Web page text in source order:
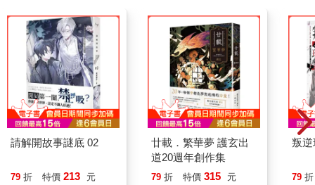
前夕，他們怕的是老共要打過江來了，幫國民黨作兵的只是要完
蛋；卻也怕真的像街坊傳言的「臺灣只有香蕉皮可以吃」。徐留
雲老早覺得這話不合理，她就質疑「香蕉肉到哪去了？誰吃掉
了？」來了之後果然各種食物都有，但生活總還是不足。總歸一
句，一家六個小孩要養，缺錢，一直缺錢。
等到煤油爐這檔事有點苗頭，瞿順卿想想還是靠手藝的煤油爐的
生意好一些，飯館麵攤什麼的都收了吧，就專心做煤油爐，加僱
了個幫手，終能支應一大家子生活。才來臺灣不到十年，外來的
這批對於真正定下來心裡還沒底，口號都還在反攻大陸。現下怎
但扎心的事情就留給大人，小孩送去新的園地自由生展。脫離了
請解開故事謎底 02
79 折 特價 213 元
廿載．繁華夢 護玄出
道20週年創作集
79 折 特價 315 元
叛逆
79 折